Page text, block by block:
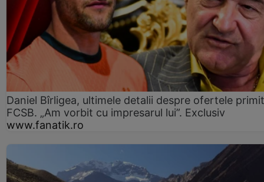
Daniel Bîrligea, ultimele detalii despre ofertele
FCSB. „Am vorbit cu impresarul lui”. Exclusiv
www.fanatik.ro